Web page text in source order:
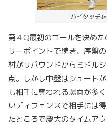
ハイタッチ
第４Q最初のゴールを決め
リーポイントで続き、序盤
村がリバウンドからミドル
点。しかし中盤はシュート
も相手に奪われる場面が多
いディフェンスで相手には
たところで慶大のタイムア